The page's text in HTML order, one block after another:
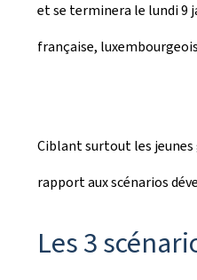
et se terminera le lundi 9
française,
Ciblant surtout les
rapport aux scénarios
Les 3